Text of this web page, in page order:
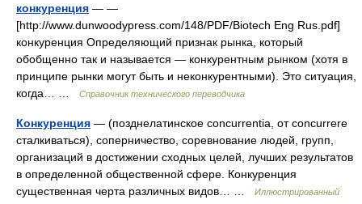
конкуренция — —
[http://www.dunwoodypress.com/148/PDF/Biotech Eng Rus.pdf]
конкуренция Определяющий признак рынка, который
обобщенно так и называется — конкурентным рынком (хотя в
принципе рынки могут быть и неконкурентными). Это ситуация,
когда… …
Справочник технического переводчика
Конкуренция — (позднелатинское concurrentia, от concurrere
сталкиваться), соперничество, соревнование людей, групп,
организаций в достижении сходных целей, лучших результатов
в определенной общественной сфере. Конкуренция
существенная черта различных видов… …
Иллюстрированный